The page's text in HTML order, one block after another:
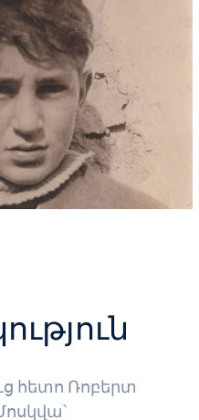
հետո Ռոբերտ